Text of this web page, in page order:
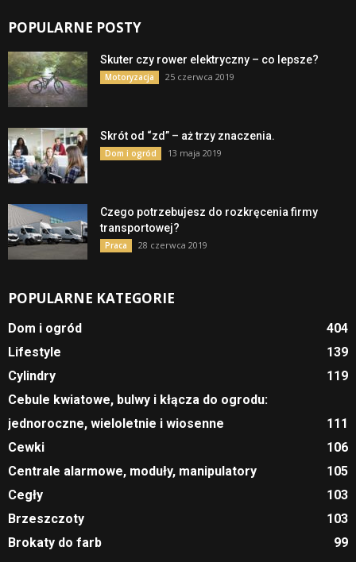
POPULARNE POSTY
Skuter czy rower elektryczny – co lepsze?
Motoryzacja 25 czerwca 2019
Skrót od “zd” – aż trzy znaczenia.
Dom i ogród 13 maja 2019
Czego potrzebujesz do rozkręcenia firmy
transportowej?
Praca 28 czerwca 2019
POPULARNE KATEGORIE
Dom i ogród
404
Lifestyle
139
Cylindry
119
Cebule kwiatowe, bulwy i kłącza do ogrodu:
jednoroczne, wieloletnie i wiosenne
111
Cewki
106
Centrale alarmowe, moduły, manipulatory
105
Cegły
103
Brzeszczoty
103
Brokaty do farb
99